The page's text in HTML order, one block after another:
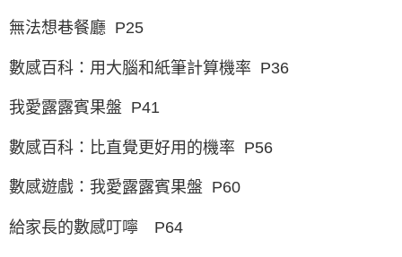
無法想巷餐廳 P25
數感百科：用大腦和紙筆計算機率 P36
我愛露露賓果盤 P41
數感百科：比直覺更好用的機率 P56
數感遊戲：我愛露露賓果盤 P60
給家長的數感叮嚀 P64